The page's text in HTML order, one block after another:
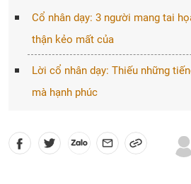
Cổ nhân dạy: 3 người mang tai
thận kẻo mất của
Lời cổ nhân dạy: Thiếu những
mà hạnh phúc